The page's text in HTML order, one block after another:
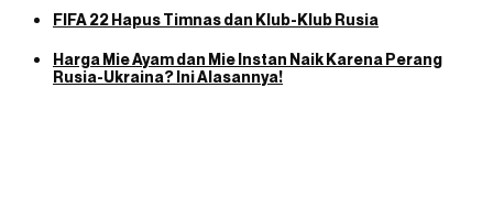
FIFA 22 Hapus Timnas dan Klub-Klub Rusia
Harga Mie Ayam dan Mie Instan Naik Karena Perang
Rusia-Ukraina? Ini Alasannya!